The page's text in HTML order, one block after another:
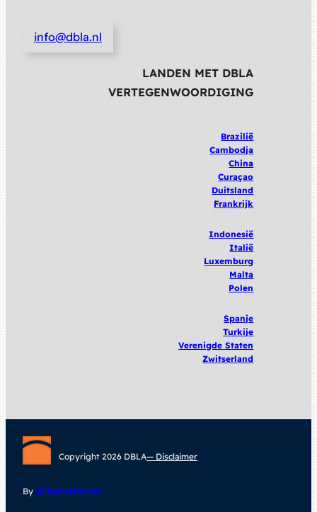
info@dbla.nl
LANDEN MET DBLA
VERTEGENWOORDIGING
Brazilië
Cambodja
China
Curaçao
Duitsland
Frankrijk
Indonesië
Italië
Luxemburg
Malta
Polen
Spanje
Turkije
Verenigde Staten
Zwitserland
Copyright 2026 DBLA— Disclaimer
By AlligatorDesign